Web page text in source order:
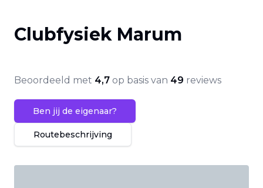
Clubfysiek Marum
Beoordeeld met 4,7 op basis van 49 reviews
Ben jij de eigenaar?
Routebeschrijving